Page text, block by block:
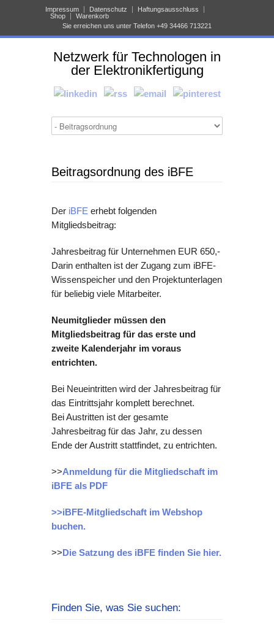
Impressum Datenschutz
Haftungsausschluss
Shop
Warenkorb
Sie erreichen uns unter Telefon +49 34466 713221
Netzwerk für Technologen in
der Elektronikfertigung
Beitragsordnung des iBFE
Der iBFE erhebt folgenden
Mitgliedsbeitrag:
Jahresbeitrag für Unternehmen EUR 650,-
Darin enthalten ist der Zugang zum iBFE-
Wissenspeicher und den Projektunterlagen
für beliebig viele Mitarbeiter.
Neumitglieder müssen den
Mitgliedsbeitrag für das erste und
zweite Kalenderjahr im voraus
entrichten.
Bei Neueintritten wird der Jahresbeitrag für
das Eintrittsjahr komplett berechnet.
Bei Austritten ist der gesamte
Jahresbeitrag für das Jahr, zu dessen
Ende der Austritt stattfindet, zu entrichten.
>>Anmeldung für die Mitgliedschaft im
iBFE als PDF
>>iBFE-Mitgliedschaft im Webshop
buchen.
>>Die Satzung des iBFE finden Sie hier.
Finden Sie, was Sie suchen: